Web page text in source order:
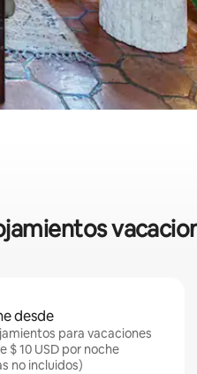
desde
para vacaciones
$ 10 USD por noche
no incluidos)